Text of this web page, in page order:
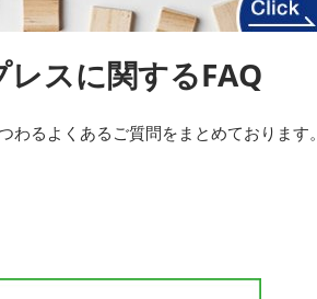
レスに関するFAQ
わるよくあるご質問をまとめております。